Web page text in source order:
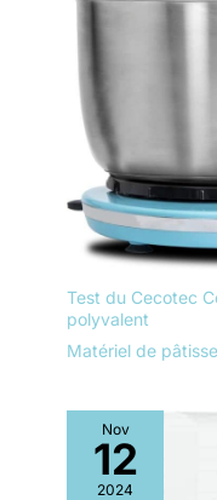
Test du Cecotec
polyvalent
Matériel de
Nov
12
2024